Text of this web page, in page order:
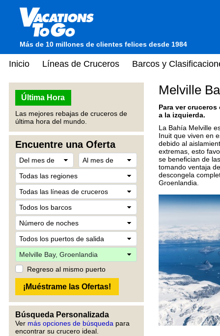
Más de 10 millones de clientes felices desde 1984
Inicio Líneas de Cruceros Barcos y
Última Hora
Las mejores rebajas de cruceros de
última hora del mundo.
Encuentre una Oferta
Regreso al mismo puerto
Búsqueda Personalizada
Ver más opciones de búsqueda para
encontrar su crucero ideal.
Melville
Para ver
a la izquierda.
La Bahía Melville
Inuit que viven en
debido al
extremas, esto
se benefician de
tomando ventaja
descongela
Groenlandia.